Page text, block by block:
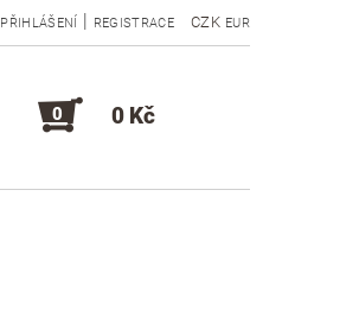
CZK EUR
PŘIHLÁŠENÍ | REGISTRACE
0 0 Kč